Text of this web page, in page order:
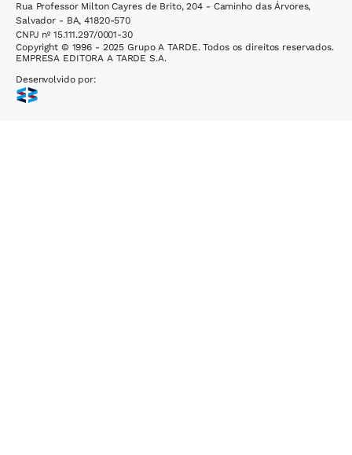
Rua Professor Milton Cayres de Brito, 204 - Caminho das Árvores,
Salvador - BA, 41820-570
CNPJ nº 15.111.297/0001-30
Copyright © 1996 - 2025 Grupo A TARDE. Todos os direitos reservados.
EMPRESA EDITORA A TARDE S.A.
Desenvolvido por: